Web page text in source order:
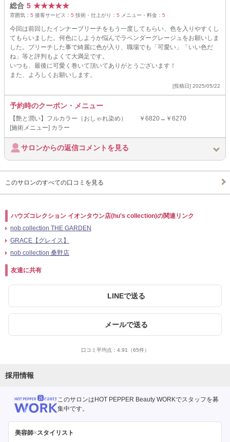
総合 5 ★★★★★
雰囲気： 5 接客サービス： 5 技術・仕上がり： 5 メニュー・料金： 5
今回は前回したインナーブリーチをもう一度してもらい、色を入りやすくし
てもらいました。何色にしようか悩んでラベンダーグレージュをお願いしま
した。ブリーチした事で綺麗に色が入り、職場でも「可愛い」「いい色だ
ね」等と評判もよくて大満足です。
いつも、最後に可愛く巻いて頂いてありがとうございます！
また、よろしくお願いします。
[投稿日] 2025/05/22
予約時のクーポン・メニュー
【艶と潤い】フルカラー（おしゃれ染め） ￥6820→￥6270
[施術メニュー] カラー
サロンからの返信コメントを見る
このサロンのすべての口コミを見る
ハウズコレクション イオンタウン店(hu's collection)の関連リンク
nob collection THE GARDEN
GRACE【グレイス】
nob collection 桑野店
友達に共有
LINEで送る
メールで送る
口コミ平均点： 4.91 （65件）
採用情報
このサロンはHOT PEPPER Beauty WORKでスタッフを募
集中です。
美容師×スタイリスト